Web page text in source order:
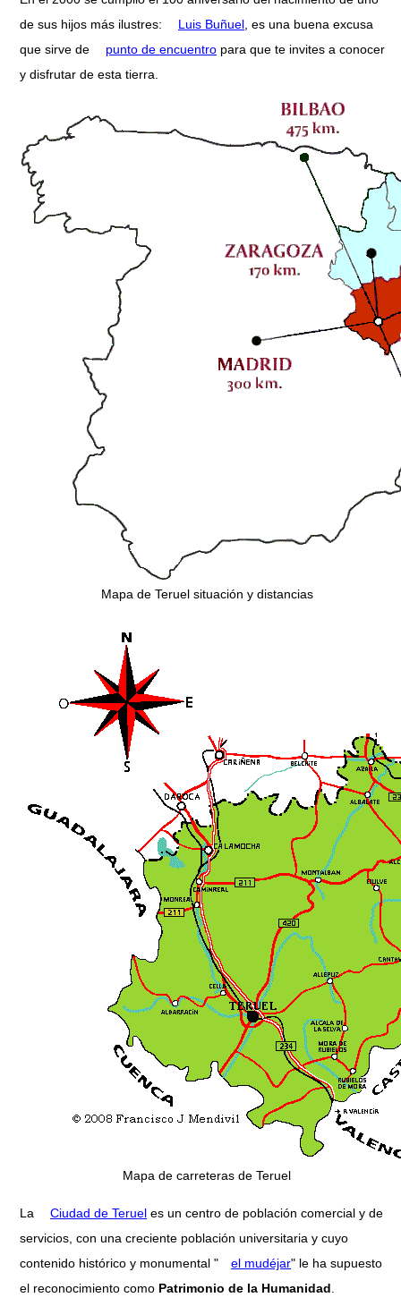
de sus hijos más ilustres:
Luis Buñuel, es una buena excusa
que sirve de
punto de encuentro para que te invites a conocer
y disfrutar de esta tierra.
Mapa de Teruel situación y distancias
Mapa de carreteras de Teruel
La Ciudad de Teruel es un centro de población comercial y de
servicios, con una creciente población universitaria y cuyo
contenido histórico y monumental "
el mudéjar" le ha supuesto
el reconocimiento como Patrimonio de la Humanidad.